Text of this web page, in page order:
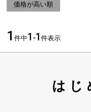
価格が高い順
1 件中1 -1 件表示
はじ